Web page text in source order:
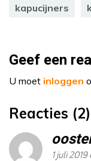
kapucijners
Geef een
U moet inloggen
Reacties (2)
1 juli 2019